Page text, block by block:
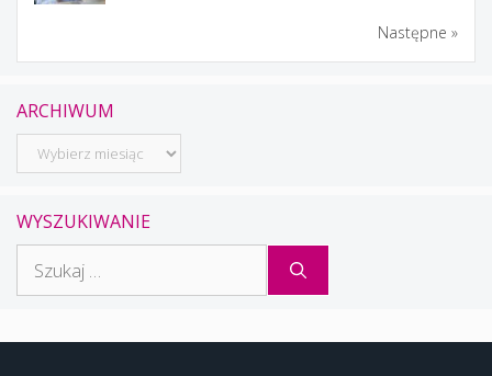
Następne »
ARCHIWUM
Archiwum
WYSZUKIWANIE